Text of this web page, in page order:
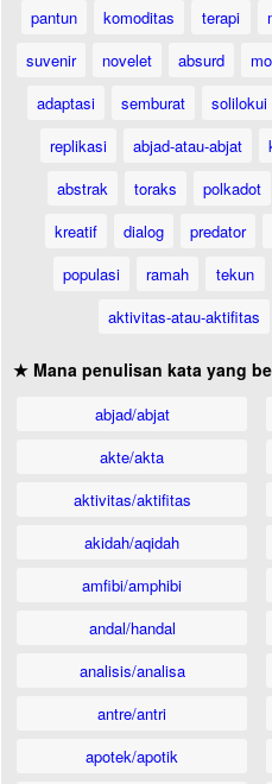
pantun
komoditas terapi
suvenir
novelet absurd
adaptasi
semburat solilokui
replikasi
abjad-atau-abjat
abstrak
toraks polkadot
kreatif
dialog predator
populasi
ramah tekun
aktivitas-atau-aktifitas
★ Mana penulisan kata yang
abjad/abjat
akte/akta
aktivitas/aktifitas
akidah/aqidah
amfibi/amphibi
andal/handal
analisis/analisa
antre/antri
apotek/apotik